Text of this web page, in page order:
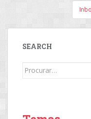
SEARCH
Search